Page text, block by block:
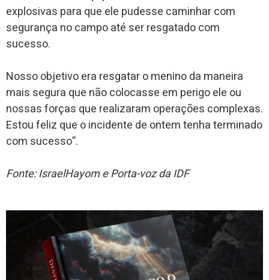
explosivas para que ele pudesse caminhar com
segurança no campo até ser resgatado com
sucesso.
Nosso objetivo era resgatar o menino da maneira
mais segura que não colocasse em perigo ele ou
nossas forças que realizaram operações complexas.
Estou feliz que o incidente de ontem tenha terminado
com sucesso”.
Fonte: IsraelHayom e Porta-voz da IDF